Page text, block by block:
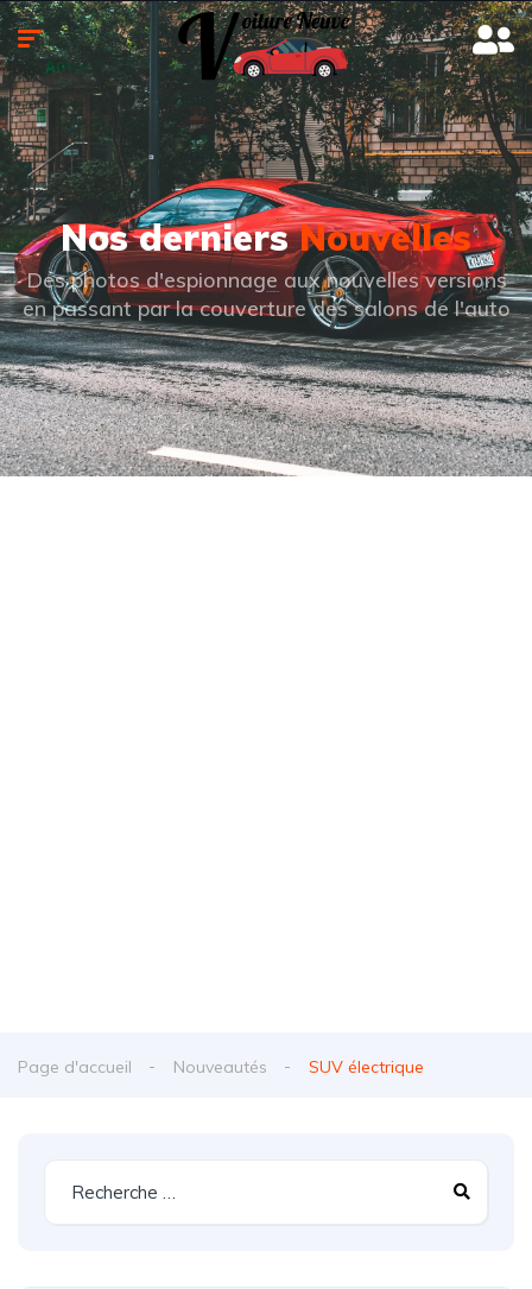
Nos derniersNouvelles
Des photos d'espionnage aux nouvelles versions
en passant par la couverture des salons de l'auto
Page d'accueil Nouveautés SUV électrique